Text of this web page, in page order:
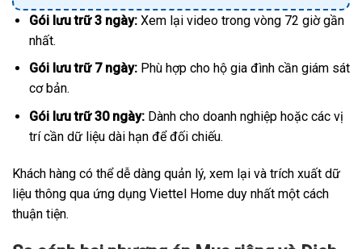
Gói lưu trữ 3 ngày:Xem lại video trong vòng 72 giờ gần
nhất.
Gói lưu trữ 7 ngày:Phù hợp cho hộ gia đình cần giám sát
cơ bản.
Gói lưu trữ 30 ngày:Dành cho doanh nghiệp hoặc các vị
trí cần dữ liệu dài hạn để đối chiếu.
Khách hàng có thể dễ dàng quản lý, xem lại và trích xuất dữ
liệu thông qua ứng dụng Viettel Home duy nhất một cách
thuận tiện.